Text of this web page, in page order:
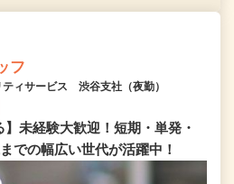
フ
ィサービス 渋谷支社（夜勤）
】未経験大歓迎！短期・単発・
での幅広い世代が活躍中！